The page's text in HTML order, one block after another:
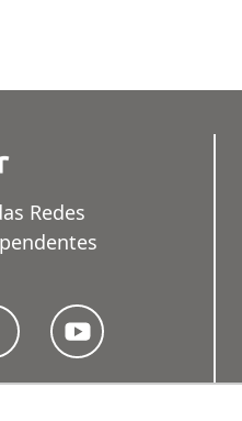
Redes